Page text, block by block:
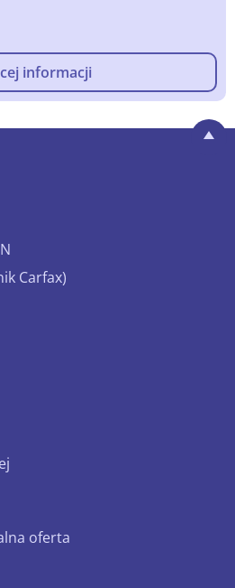
informacji
Carfax)
oferta